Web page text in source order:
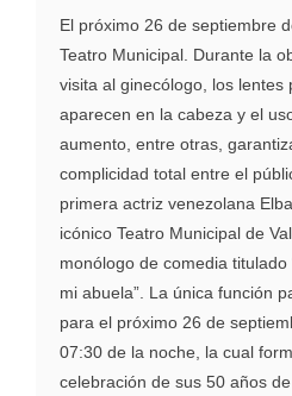
El próximo 26 de septiembre
Teatro Municipal. Durante la
visita al ginecólogo, los lentes
aparecen en la cabeza y el
aumento, entre otras,
complicidad total entre el
primera actriz venezolana
icónico Teatro Municipal de
monólogo de comedia
mi abuela”. La única función
para el próximo 26 de
07:30 de la noche, la cual
celebración de sus 50 años